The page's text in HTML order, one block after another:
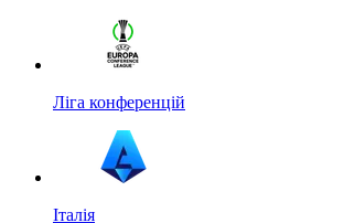
Ліга конференцій
Італія